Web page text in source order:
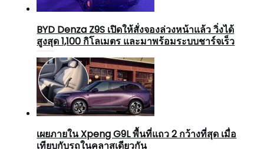
BYD Denza Z9S เปิดให้สั่งจองล่วงหน้าแล้ว วิ่งได้
สูงสุด 1,100 กิโลเมตร และมาพร้อมระบบชาร์จเร็ว
เผยภายใน Xpeng G9L พื้นที่แถว 2 กว้างที่สุด เมื่อ
เทียบกับรถในคลาสเดียวกัน